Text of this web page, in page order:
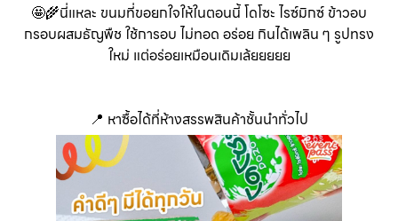
🤩🌾นี่แหละ ขนมที่ขอยกใจให้ในตอนนี้ โดโซะ ไรซ์มิกซ์ ข้าวอบ
กรอบผสมธัญพืช ใช้การอบ ไม่ทอด อร่อย กินได้เพลิน ๆ รูปทรง
ใหม่ แต่อร่อยเหมือนเดิมเล้ยยยยย
📍 หาซื้อได้ที่ห้างสรรพสินค้าชั้นนำทั่วไป